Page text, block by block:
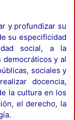
y profundizar su
su especificidad
social, a la
y al
sociales y
docencia,
la cultura en los
el derecho, la